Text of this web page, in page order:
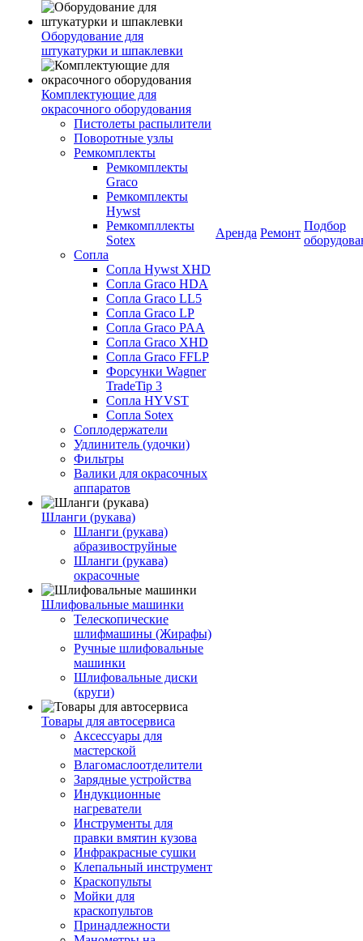
Оборудование для
штукатурки и шпаклевки
Комплектующие для
окрасочного оборудования
Пистолеты распылители
Поворотные узлы
Ремкомплекты
Ремкомплекты
Graco
Ремкомплекты
Hywst
Ремкомпллекты
Sotex
Сопла
Сопла Hywst XHD
Сопла Graco HDA
Сопла Graco LL5
Сопла Graco LP
Сопла Graco PAA
Сопла Graco XHD
Сопла Graco FFLP
Форсунки Wagner
TradeTip 3
Сопла HYVST
Сопла Sotex
Соплодержатели
Удлинитель (удочки)
Фильтры
Валики для окрасочных
аппаратов
Шланги (рукава)
Шланги (рукава)
абразивоструйные
Шланги (рукава)
окрасочные
Шлифовальные машинки
Телескопические
шлифмашины (Жирафы)
Ручные шлифовальные
машинки
Шлифовальные диски
(круги)
Товары для автосервиса
Аксессуары для
мастерской
Влагомаслоотделители
Зарядные устройства
Индукционные
нагреватели
Инструменты для
правки вмятин кузова
Инфракрасные сушки
Клепальный инструмент
Краскопульты
Мойки для
краскопультов
Принадлежности
Аренда Ремонт
Подбор